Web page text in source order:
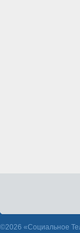
©2026 «Социальное